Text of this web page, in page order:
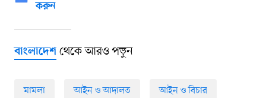
করুন
বাংলাদেশথেকে আরও পড়ুন
মামলা আইন ও আদালত আইন ও বিচার